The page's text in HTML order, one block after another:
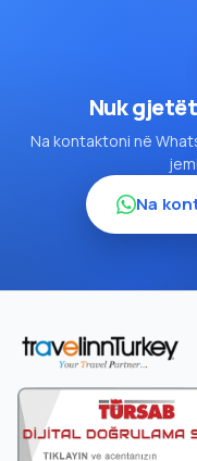
Nuk
Na kontaktoni në
Na